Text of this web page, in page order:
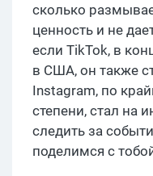
сколько
ценность и не
если TikTok, в
в США, он также
Instagram, по
степени, стал на
следить за
поделимся с